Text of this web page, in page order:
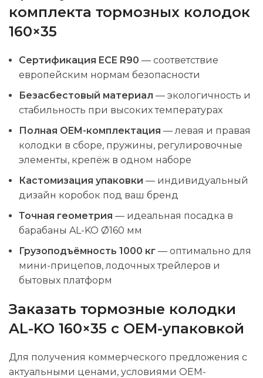
комплекта тормозных колодок
160×35
Сертификация ECE R90 — соответствие
европейским нормам безопасности
Безасбестовый материал — экологичность и
стабильность при высоких температурах
Полная OEM-комплектация — левая и правая
колодки в сборе, пружины, регулировочные
элементы, крепёж в одном наборе
Кастомизация упаковки — индивидуальный
дизайн коробок под ваш бренд
Точная геометрия — идеальная посадка в
барабаны AL-KO Ø160 мм
Грузоподъёмность 1000 кг — оптимально для
мини-прицепов, лодочных трейлеров и
бытовых платформ
Заказать тормозные колодки
AL-KO 160×35 с OEM-упаковкой
Для получения коммерческого предложения с
актуальными ценами, условиями OEM-